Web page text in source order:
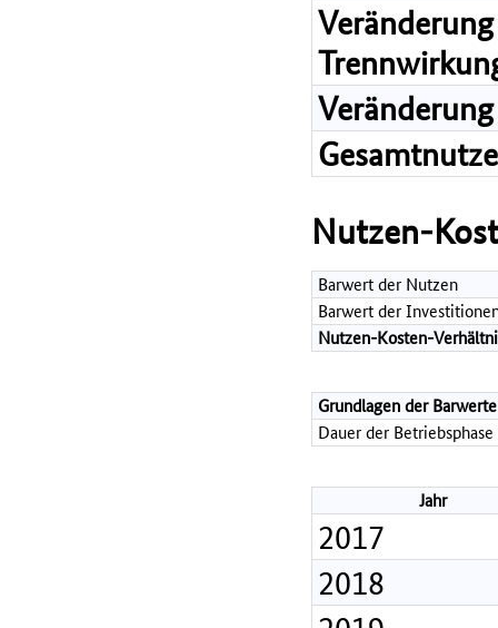
Nutzen-
Barwert der Nutzen
Barwert der
Nutzen-Kosten-
Grundlagen der
Dauer der
Jahr
2017
2018